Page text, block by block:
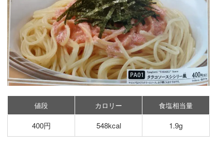
値段 カロリー
食塩相当量
400円
548kcal 1.9g